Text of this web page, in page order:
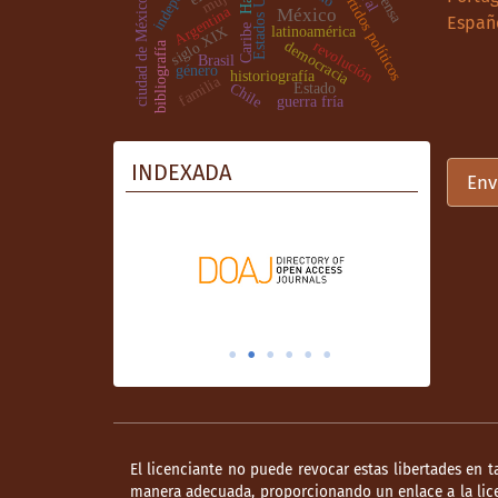
México
latinoamérica
siglo XIX
Argentina partidos políticos
democracia
historiografía
Caribe revolución
Estado
género
ciudad de México Chile
Brasil
bibliografíafamilia guerra fría
INDEXADA
El licenciante no puede revocar estas libertades
manera adecuada, proporcionando un enlace a la